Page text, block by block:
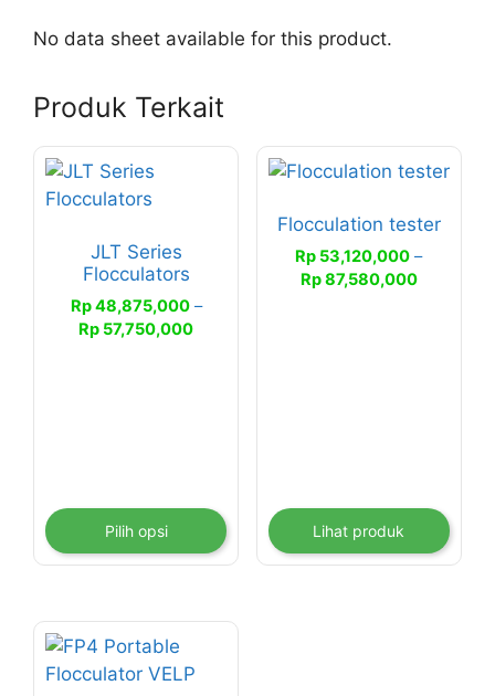
No data sheet available for this product.
Produk Terkait
JLT Series
Flocculators
Rp48,875,000 –
Rp 57,750,000Rentang
Pilih opsi
Produk
ini
beberapa
varian.
Pilihan
Flocculation tester
Rp 53,120,000 –
Rp87,580,000Rentang
Lihat produk